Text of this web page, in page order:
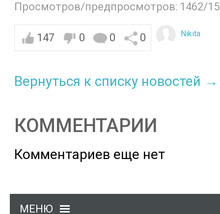
Просмотров/предпросмотров: 1462/
147 0 0 0 Nikita
Вернуться к списку новостей →
КОММЕНТАРИИ
Комментариев еще нет
МЕНЮ